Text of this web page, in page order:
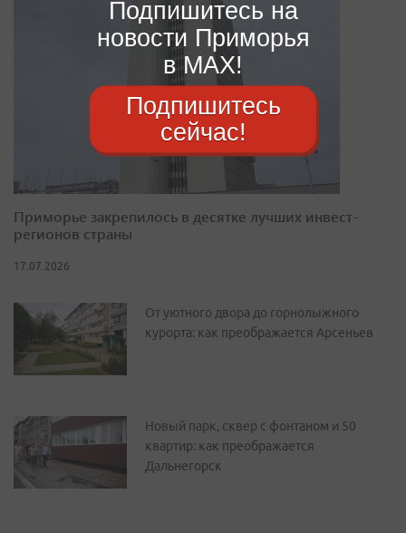
Приморье закрепилось в десятке лучших инвест-
регионов страны
17.07.2026
От уютного двора до горнолыжного
курорта: как преображается Арсеньев
Новый парк, сквер с фонтаном и 50
квартир: как преображается
Дальнегорск
Подпишитесь на
новости Приморья
в MAX!
Подпишитесь
сейчас!